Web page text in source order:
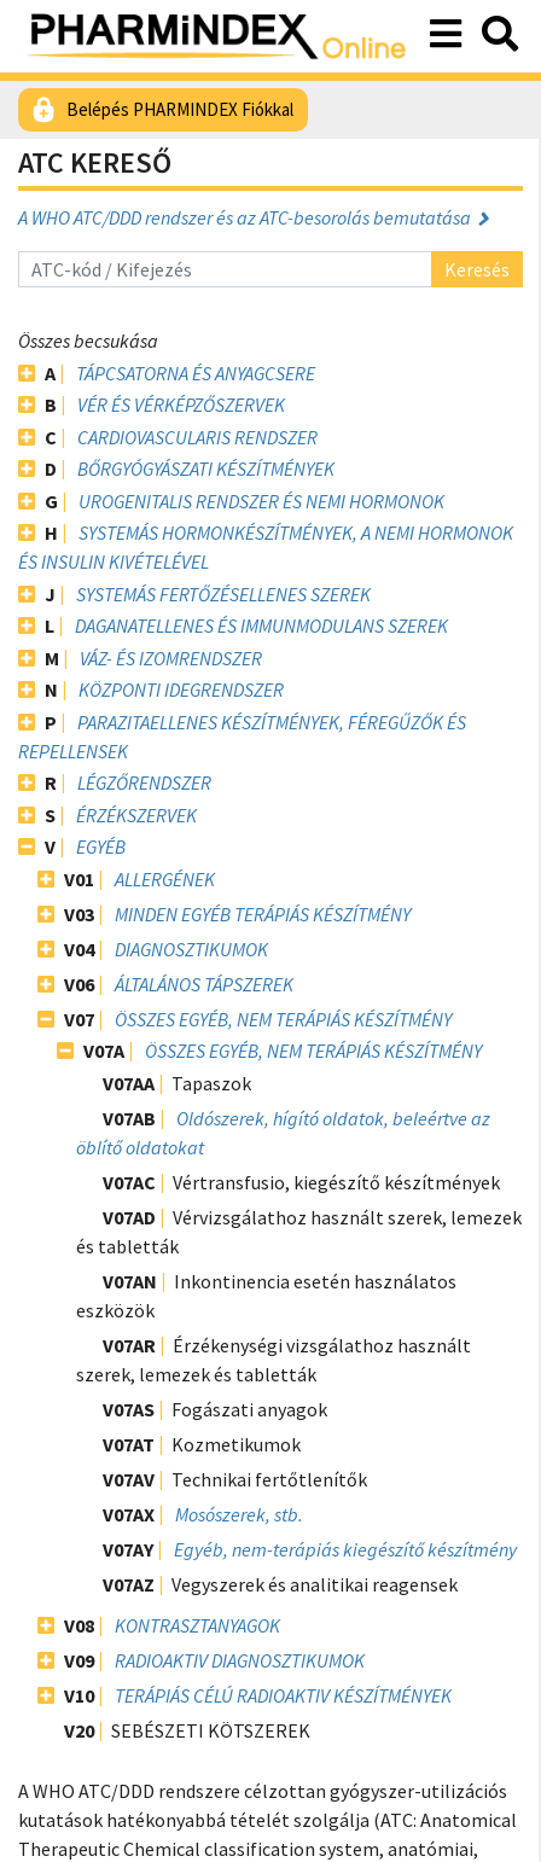
Belépés PHARMINDEX Fiókkal
ATC KERESŐ
A WHO ATC/DDD rendszer és az ATC-besorolás bemutatása
Keresés
Összes becsukása
A
TÁPCSATORNA ÉS ANYAGCSERE
B
VÉR ÉS VÉRKÉPZŐSZERVEK
C
CARDIOVASCULARIS RENDSZER
D
BŐRGYÓGYÁSZATI KÉSZÍTMÉNYEK
G
UROGENITALIS RENDSZER ÉS NEMI HORMONOK
H
SYSTEMÁS HORMONKÉSZÍTMÉNYEK, A NEMI HORMONOK
ÉS INSULIN KIVÉTELÉVEL
J
SYSTEMÁS FERTŐZÉSELLENES SZEREK
L
DAGANATELLENES ÉS IMMUNMODULANS SZEREK
M
VÁZ- ÉS IZOMRENDSZER
N
KÖZPONTI IDEGRENDSZER
P
PARAZITAELLENES KÉSZÍTMÉNYEK, FÉREGŰZŐK ÉS
REPELLENSEK
R
LÉGZŐRENDSZER
S
ÉRZÉKSZERVEK
V
EGYÉB
V01
ALLERGÉNEK
V03
MINDEN EGYÉB TERÁPIÁS KÉSZÍTMÉNY
V04
DIAGNOSZTIKUMOK
V06
ÁLTALÁNOS TÁPSZEREK
V07
ÖSSZES EGYÉB, NEM TERÁPIÁS KÉSZÍTMÉNY
V07A
ÖSSZES EGYÉB, NEM TERÁPIÁS KÉSZÍTMÉNY
V07AA
Tapaszok
V07AB
Oldószerek, hígító oldatok, beleértve az
öblítő oldatokat
V07AC
Vértransfusio, kiegészítő készítmények
V07AD
Vérvizsgálathoz használt szerek, lemezek
és tabletták
V07AN
Inkontinencia esetén használatos
eszközök
V07AR
Érzékenységi vizsgálathoz használt
szerek, lemezek és tabletták
V07AS
Fogászati anyagok
V07AT
Kozmetikumok
V07AV
Technikai fertőtlenítők
V07AX
Mosószerek, stb.
V07AY
Egyéb, nem-terápiás kiegészítő készítmény
V07AZ
Vegyszerek és analitikai reagensek
V08
KONTRASZTANYAGOK
V09
RADIOAKTIV DIAGNOSZTIKUMOK
V10
TERÁPIÁS CÉLÚ RADIOAKTIV KÉSZÍTMÉNYEK
V20
SEBÉSZETI KÖTSZEREK
A WHO ATC/DDD rendszere célzottan gyógyszer-utilizációs
kutatások hatékonyabbá tételét szolgálja (ATC: Anatomical
Therapeutic Chemical classification system, anatómiai,